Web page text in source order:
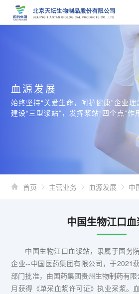
血源发展
始终坚持“关爱生命，呵护健康”企业
建设“三型浆站”，发挥浆站“四个点”作
首页 主营业务 血源发展 中
中国生物江口
中国生物江口血浆站，隶属于国务
企业--中国医药集团有限公司，于2021
部门批准，由国药集团贵州生物制药有
月获得《单采血浆许可证》执业采浆。